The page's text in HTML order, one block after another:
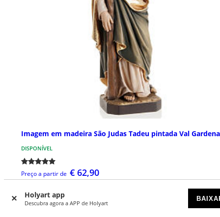
Holyart app
Descubra agora a APP de Holyart
Imagem em madeira São Judas Tadeu pintada Val Gardena
DISPONÍVEL
Preço a partir de € 62,90